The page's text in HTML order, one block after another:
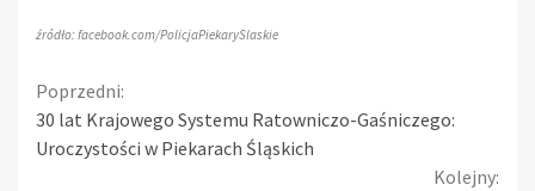
źródło: facebook.com/PolicjaPiekarySlaskie
Continue
Reading
Poprzedni:
30 lat Krajowego Systemu Ratowniczo-Gaśniczego:
Uroczystości w Piekarach Śląskich
Kolejny: